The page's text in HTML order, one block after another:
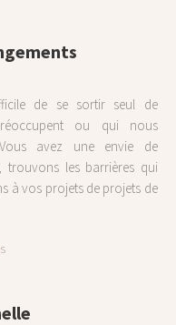
de se sortir seul de
ou qui nous
Vous avez une envie de
trouvons les barrières qui
à vos projets de projets de